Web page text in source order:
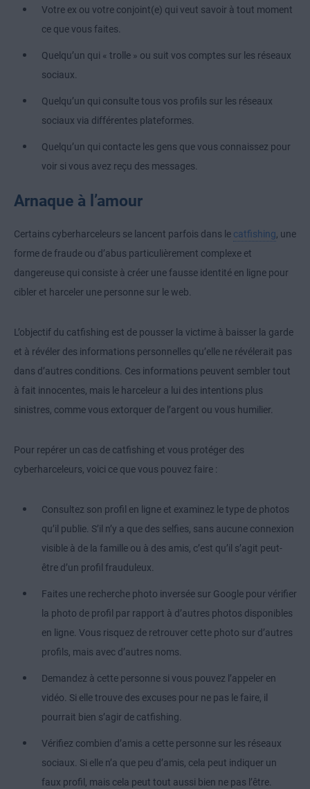
Votre ex ou votre conjoint(e) qui veut savoir à tout moment
ce que vous faites.
Quelqu’un qui « trolle » ou suit vos comptes sur les réseaux
sociaux.
Quelqu’un qui consulte tous vos profils sur les réseaux
sociaux via différentes plateformes.
Quelqu’un qui contacte les gens que vous connaissez pour
voir si vous avez reçu des messages.
Arnaque à l’amour
Certains cyberharceleurs se lancent parfois dans le catfishing , une
forme de fraude ou d’abus particulièrement complexe et
dangereuse qui consiste à créer une fausse identité en ligne pour
cibler et harceler une personne sur le web.
L’objectif du catfishing est de pousser la victime à baisser la garde
et à révéler des informations personnelles qu’elle ne révélerait pas
dans d’autres conditions. Ces informations peuvent sembler tout
à fait innocentes, mais le harceleur a lui des intentions plus
sinistres, comme vous extorquer de l’argent ou vous humilier.
Pour repérer un cas de catfishing et vous protéger des
cyberharceleurs, voici ce que vous pouvez faire :
Consultez son profil en ligne et examinez le type de photos
qu’il publie. S’il n’y a que des selfies, sans aucune connexion
visible à de la famille ou à des amis, c’est qu’il s’agit peut-
être d’un profil frauduleux.
Faites une recherche photo inversée sur Google pour vérifier
la photo de profil par rapport à d’autres photos disponibles
en ligne. Vous risquez de retrouver cette photo sur d’autres
profils, mais avec d’autres noms.
Demandez à cette personne si vous pouvez l’appeler en
vidéo. Si elle trouve des excuses pour ne pas le faire, il
pourrait bien s’agir de catfishing.
Vérifiez combien d’amis a cette personne sur les réseaux
sociaux. Si elle n’a que peu d’amis, cela peut indiquer un
faux profil, mais cela peut tout aussi bien ne pas l’être.